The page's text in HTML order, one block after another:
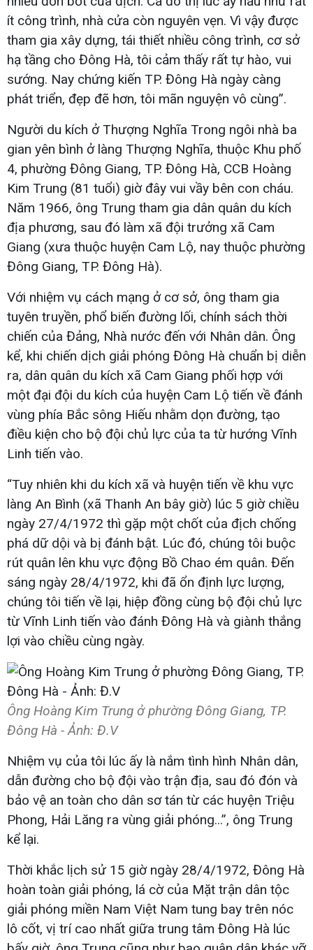
ít công trình, nhà cửa còn nguyên vẹn. Vì vậy được
tham gia xây dựng, tái thiết nhiều công trình, cơ sở
hạ tầng cho Đông Hà, tôi cảm thấy rất tự hào, vui
sướng. Nay chứng kiến TP. Đông Hà ngày càng
phát triển, đẹp đẽ hơn, tôi mãn nguyện vô cùng”.
Người du kích ở Thượng Nghĩa Trong ngôi nhà ba
gian yên bình ở làng Thượng Nghĩa, thuộc Khu phố
4, phường Đông Giang, TP. Đông Hà, CCB Hoàng
Kim Trung (81 tuổi) giờ đây vui vầy bên con cháu.
Năm 1966, ông Trung tham gia dân quân du kích
địa phương, sau đó làm xã đội trưởng xã Cam
Giang (xưa thuộc huyện Cam Lộ, nay thuộc phường
Đông Giang, TP. Đông Hà).
Với nhiệm vụ cách mạng ở cơ sở, ông tham gia
tuyên truyền, phổ biến đường lối, chính sách thời
chiến của Đảng, Nhà nước đến với Nhân dân. Ông
kể, khi chiến dịch giải phóng Đông Hà chuẩn bị diễn
ra, dân quân du kích xã Cam Giang phối hợp với
một đại đội du kích của huyện Cam Lộ tiến về đánh
vùng phía Bắc sông Hiếu nhằm dọn đường, tạo
điều kiện cho bộ đội chủ lực của ta từ hướng Vĩnh
Linh tiến vào.
“Tuy nhiên khi du kích xã và huyện tiến về khu vực
làng An Bình (xã Thanh An bây giờ) lúc 5 giờ chiều
ngày 27/4/1972 thì gặp một chốt của địch chống
phá dữ dội và bị đánh bật. Lúc đó, chúng tôi buộc
rút quân lên khu vực động Bồ Chao ém quân. Đến
sáng ngày 28/4/1972, khi đã ổn định lực lượng,
chúng tôi tiến về lại, hiệp đồng cùng bộ đội chủ lực
từ Vĩnh Linh tiến vào đánh Đông Hà và giành thắng
lợi vào chiều cùng ngày.
Ông Hoàng Kim Trung ở phường Đông Giang, TP.
Đông Hà - Ảnh: Đ.V
Nhiệm vụ của tôi lúc ấy là nắm tình hình Nhân dân,
dẫn đường cho bộ đội vào trận địa, sau đó đón và
bảo vệ an toàn cho dân sơ tán từ các huyện Triệu
Phong, Hải Lăng ra vùng giải phóng...”, ông Trung
kể lại.
Thời khắc lịch sử 15 giờ ngày 28/4/1972, Đông Hà
hoàn toàn giải phóng, lá cờ của Mặt trận dân tộc
giải phóng miền Nam Việt Nam tung bay trên nóc
lô cốt, vị trí cao nhất giữa trung tâm Đông Hà lúc